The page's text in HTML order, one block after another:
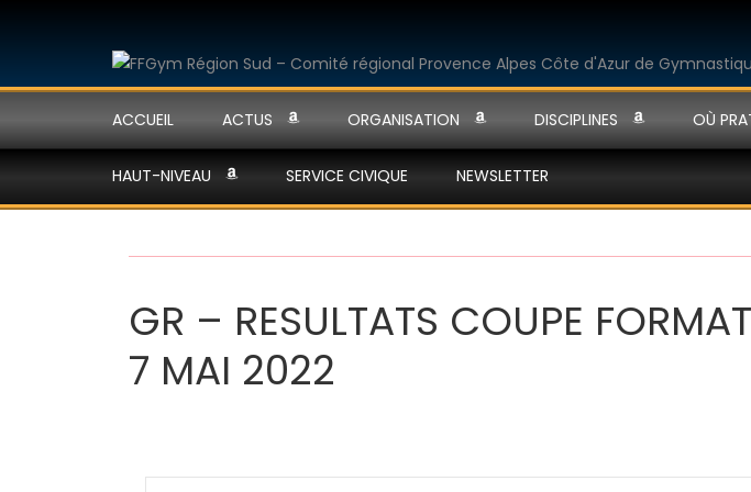
ACCUEIL ACTUS ORGANISATION DISCIPLINES OÙ
HAUT-NIVEAU SERVICE CIVIQUE NEWSLETTER
GR – RESULTATS COUPE
7 MAI 2022